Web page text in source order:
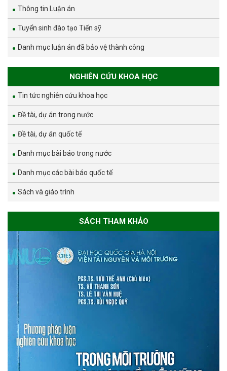
Thông tin Luận án
Tuyển sinh đào tạo Tiến sỹ
Danh mục luận án đã bảo vệ thành công
NGHIÊN CỨU KHOA HỌC
Tin tức nghiên cứu khoa học
Đề tài, dự án trong nước
Đề tài, dự án quốc tế
Danh mục bài báo trong nước
Danh mục các bài báo quốc tế
Sách và giáo trình
SÁCH THAM KHẢO